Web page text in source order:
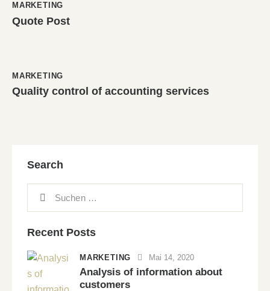
MARKETING
Quote Post
MARKETING
Quality control of accounting services
Search
Recent Posts
MARKETING Mai 14, 2020
Analysis of information about
customers